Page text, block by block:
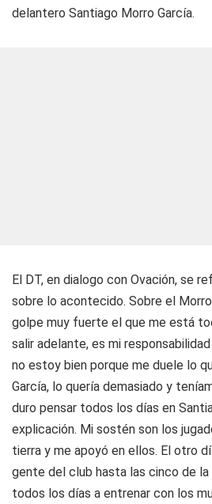
delantero Santiago Morro García.
El DT, en dialogo con Ovación, se
sobre lo acontecido. Sobre el Morro
golpe muy fuerte el que me está
salir adelante, es mi
no estoy bien porque me duele lo
García, lo quería demasiado y
duro pensar todos los días en
explicación. Mi sostén son los
tierra y me apoyó en ellos. El otro
gente del club hasta las cinco de
todos los días a entrenar con los